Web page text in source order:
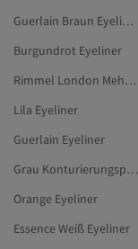
Guerlain Braun Eyeliner
Burgundrot Eyeliner
Rimmel London Mehrfarbig Eyeliner
Lila Eyeliner
Guerlain Eyeliner
Grau Konturierungsprodukte
Orange Eyeliner
Essence Weiß Eyeliner